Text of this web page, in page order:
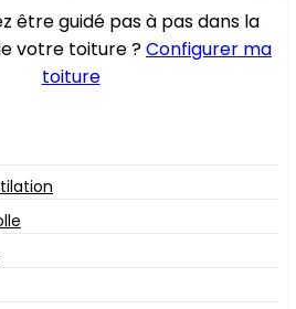
être guidé pas à pas dans la
votre toiture ?Configurer ma
toiture